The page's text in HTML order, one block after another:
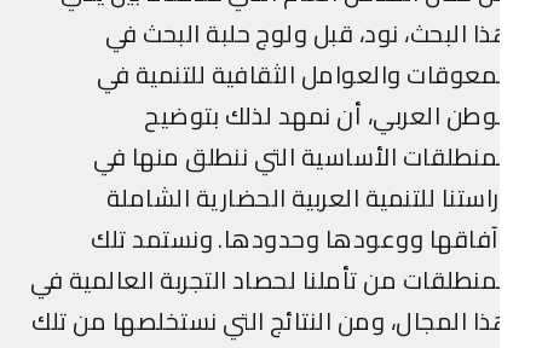
البحث، نود، قبل ولوج حلبة البحث في
والعوامل الثقافية للتنمية في
العربي، أن نمهد لذلك بتوضيح
الأساسية التي ننطلق منها في
للتنمية العربية الحضارية الشاملة
ووعودها وحدودها. ونستمد تلك
من تأملنا لحصاد التجربة العالمية في
المجال، ومن النتائج التي نستخلصها من تلك